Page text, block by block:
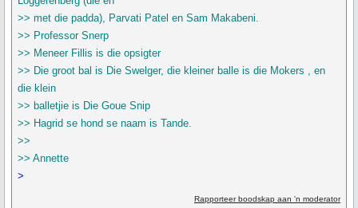
>> met die padda), Parvati Patel en Sam Makabeni.
>> Professor Snerp
>> Meneer Fillis is die opsigter
>> Die groot bal is Die Swelger, die kleiner balle is die Mokers , en
die klein
>> balletjie is Die Goue Snip
>> Hagrid se hond se naam is Tande.
>>
>> Annette
>
Rapporteer boodskap aan 'n moderator